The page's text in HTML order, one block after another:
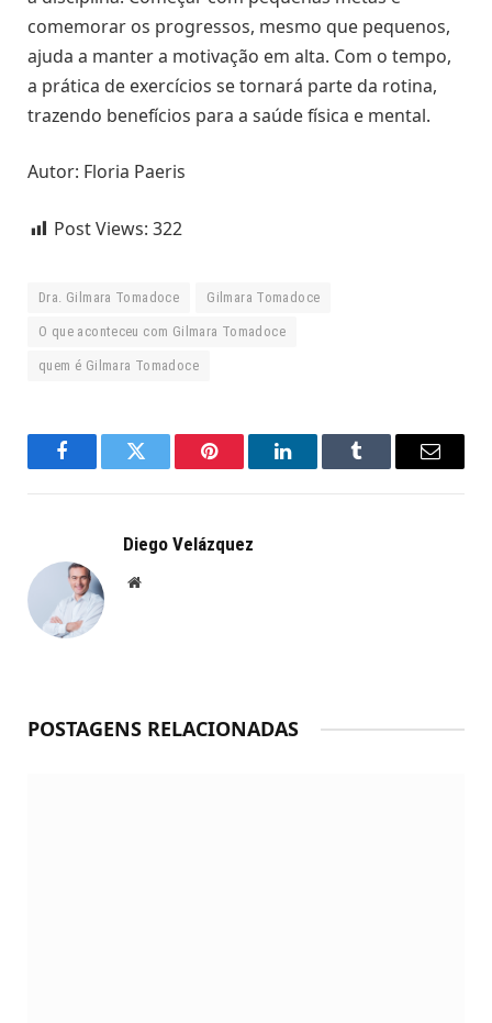
comemorar os progressos, mesmo que pequenos,
ajuda a manter a motivação em alta. Com o tempo,
a prática de exercícios se tornará parte da rotina,
trazendo benefícios para a saúde física e mental.
Autor: Floria Paeris
Post Views: 322
Dra. Gilmara Tomadoce Gilmara Tomadoce
O que aconteceu com Gilmara Tomadoce
quem é Gilmara Tomadoce
FacebookTwitter Pinterest LinkedInTumblr Email
Diego Velázquez
Website
POSTAGENS RELACIONADAS